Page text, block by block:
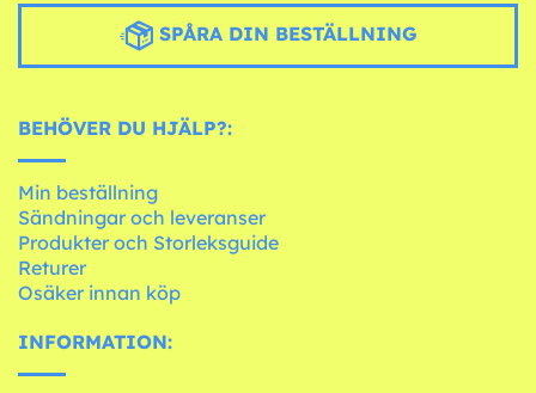
SPÅRA DIN BESTÄLLNING
BEHÖVER DU HJÄLP?:
Min beställning
Sändningar och leveranser
Produkter och Storleksguide
Returer
Osäker innan köp
INFORMATION: